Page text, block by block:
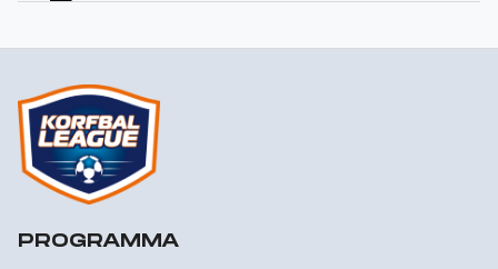
PROGRAMMA